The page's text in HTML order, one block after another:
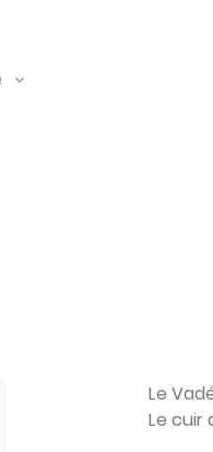
Le
Le cuir